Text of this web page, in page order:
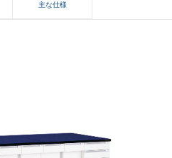
主な仕様